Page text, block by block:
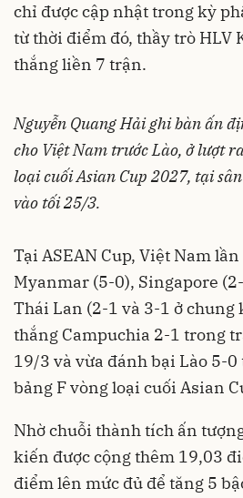
chỉ được cập nhật trong kỳ
từ thời điểm đó, thầy trò HLV
thắng liền 7 trận.
Nguyễn Quang Hải ghi bàn ấn
cho Việt Nam trước Lào, ở lượt
loại cuối Asian Cup 2027, tại
vào tối 25/3.
Tại ASEAN Cup, Việt Nam
Myanmar (5-0), Singapore
Thái Lan (2-1 và 3-1 ở chung
thắng Campuchia 2-1 trong
19/3 và vừa đánh bại Lào 5-
bảng F vòng loại cuối Asian
Nhờ chuỗi thành tích ấn
kiến được cộng thêm 19,03
điểm lên mức đủ để tăng 5